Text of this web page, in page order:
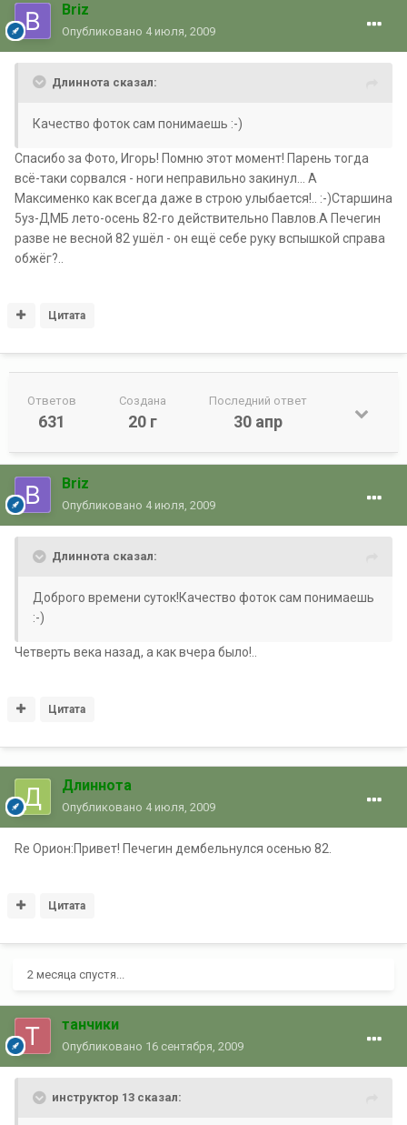
Briz
Опубликовано 4 июля, 2009
Длиннота сказал:
Качество фоток сам понимаешь :-)
Спасибо за Фото, Игорь! Помню этот момент! Парень тогда
всё-таки сорвался - ноги неправильно закинул... А
Максименко как всегда даже в строю улыбается!.. :-)Старшина
5уз-ДМБ лето-осень 82-го действительно Павлов.А Печегин
разве не весной 82 ушёл - он ещё себе руку вспышкой справа
обжёг?..
Цитата
Ответов
631
Создана
20 г
Последний ответ
30 апр
Briz
Опубликовано 4 июля, 2009
Длиннота сказал:
Доброго времени суток!Качество фоток сам понимаешь
:-)
Четверть века назад, а как вчера было!..
Цитата
Длиннота
Опубликовано 4 июля, 2009
Re Орион:Привет! Печегин дембельнулся осенью 82.
Цитата
2 месяца спустя...
танчики
Опубликовано 16 сентября, 2009
инструктор 13 сказал: